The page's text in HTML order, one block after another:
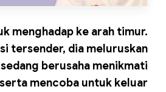
menghadap ke arah timur.
tersender, dia meluruskan
berusaha menikmati
mencoba untuk keluar